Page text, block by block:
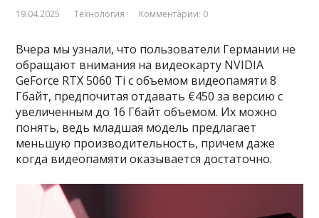
19.04.2025 Технология Комментарии: 0
Вчера мы узнали, что пользователи Германии не
обращают внимания на видеокарту NVIDIA
GeForce RTX 5060 Ti с объемом видеопамяти 8
Гбайт, предпочитая отдавать €450 за версию с
увеличенным до 16 Гбайт объемом. Их можно
понять, ведь младшая модель предлагает
меньшую производительность, причем даже
когда видеопамяти оказывается достаточно.